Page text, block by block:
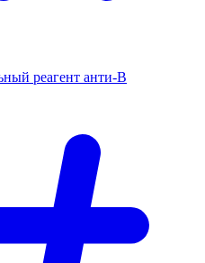
реагент анти-В